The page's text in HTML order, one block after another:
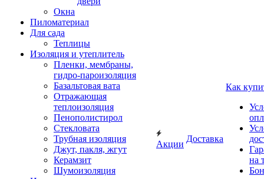
Окна
Пиломатериал
Для сада
Теплицы
Изоляция и утеплитель
Пленки, мембраны,
гидро-пароизоляция
Базальтовая вата
Отражающая
теплоизоляция
Пенополистирол
Стекловата
Трубная изоляция
Джут, пакля, жгут
Керамзит
Шумоизоляция
Акции
Доставка
Как
на